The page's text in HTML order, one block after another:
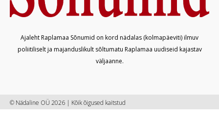
Ajaleht Raplamaa Sõnumid on kord nädalas (kolmapäeviti) ilmuv
poliitiliselt ja majanduslikult sõltumatu Raplamaa uudiseid kajastav
väljaanne.
© Nädaline OÜ 2026 | Kõik õigused kaitstud